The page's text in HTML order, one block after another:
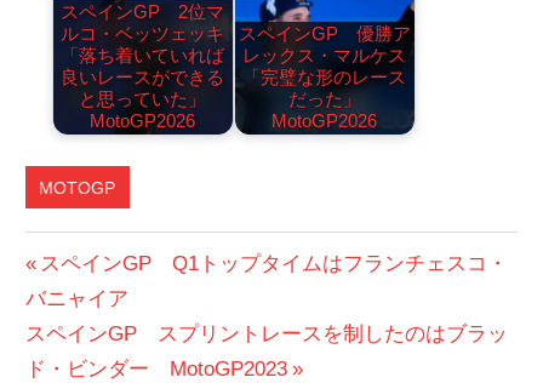
スペインGP 2位マ
ルコ・ベッツェッキ
「落ち着いていれば
良いレースができる
と思っていた」
MotoGP2026
スペインGP 優勝ア
レックス・マルケス
「完璧な形のレース
だった」
MotoGP2026
MOTOGP
投
稿
ナ
前
の
投
稿:
スペインGP Q1トップタイムはフランチェスコ・
バニャイア
次
の
スペインGP スプリントレースを制したのはブラッ
ド・ビンダー MotoGP2023